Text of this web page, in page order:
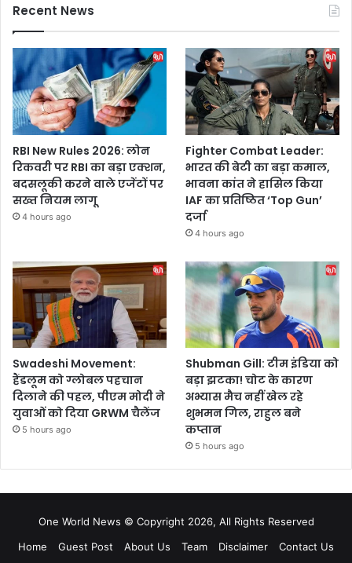
Recent News
RBI New Rules 2026: लोन
रिकवरी पर RBI का बड़ा एक्शन,
बदसलूकी करने वाले एजेंटों पर
सख्त नियम लागू
4 hours ago
Fighter Combat Leader:
भारत की बेटी का बड़ा कमाल,
भावना कांत ने हासिल किया
IAF का प्रतिष्ठित ‘Top Gun’
दर्जा
4 hours ago
Swadeshi Movement:
हैंडलूम को ग्लोबल पहचान
दिलाने की पहल, पीएम मोदी ने
युवाओं को दिया GRWM चैलेंज
5 hours ago
Shubman Gill: टीम इंडिया को
बड़ा झटका! चोट के कारण
अभ्यास मैच नहीं खेल रहे
शुभमन गिल, राहुल बने
कप्तान
5 hours ago
One World News © Copyright 2026, All Rights Reserved
Home
Guest Post About Us Team Disclaimer Contact Us